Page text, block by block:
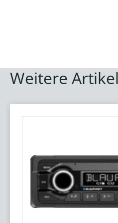
Weitere